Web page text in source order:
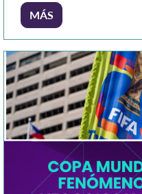
conversación. En este
oportunidad única para
MÁS